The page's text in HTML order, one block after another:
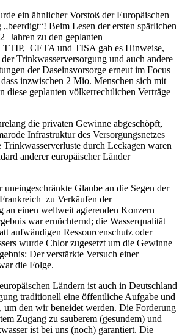
ein ähnlicher Vorstoß der Europäischen
Beim Lesen der ersten spärlichen
Jahren zu den geplanten
TTIP, CETA und TISA gab es Hinweise,
Trinkwasserversorgung und auch andere
der Daseinsvorsorge erneut im Focus
inzwischen 2 Mio. Menschen sich mit
diese geplanten völkerrechtlichen Verträge
die privaten Gewinne abgeschöpft,
Infrastruktur des Versorgungsnetzes
durch Leckagen waren
anderer europäischer Länder
uneingeschränkte Glaube an die Segen der
zu Verkäufen der
an einen weltweit agierenden Konzern
war ernüchternd; die Wasserqualität
aufwändigen Ressourcenschutz oder
wurde Chlor zugesetzt um die Gewinne
Der verstärkte Versuch einer
die Folge.
Ländern ist auch in Deutschland
traditionell eine öffentliche Aufgabe und
um den wir beneidet werden. Die Forderung
Zugang zu sauberem (gesundem) und
ist bei uns (noch) garantiert. Die